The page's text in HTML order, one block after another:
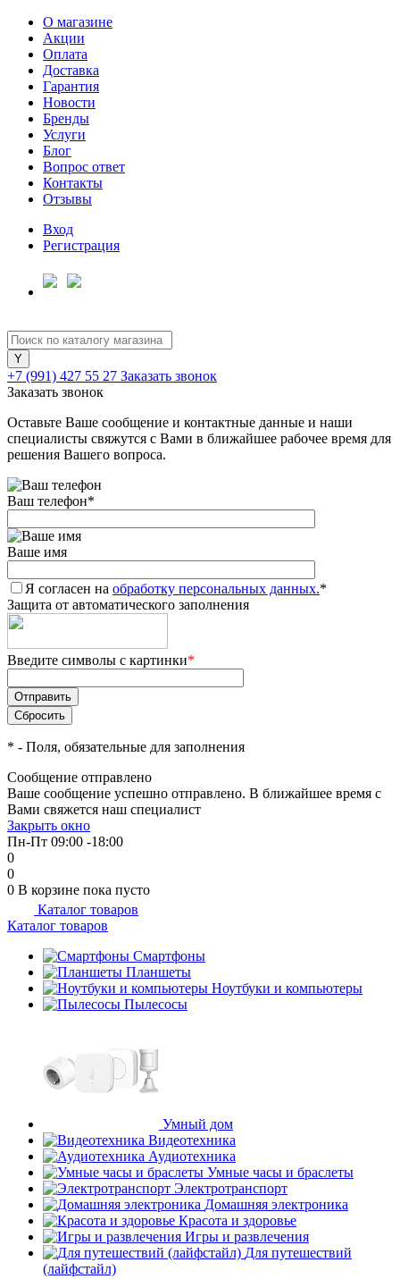
О магазине
Акции
Оплата
Доставка
Гарантия
Новости
Бренды
Услуги
Блог
Вопрос ответ
Контакты
Отзывы
Вход
Регистрация
+7 (991) 427 55 27 Заказать звонок
Заказать звонок
Оставьте Ваше сообщение и контактные данные и наши
специалисты свяжутся с Вами в ближайшее рабочее время для
решения Вашего вопроса.
Ваш телефон*
Ваше имя
Я согласен на обработку персональных данных.*
Защита от автоматического заполнения
Введите символы с картинки*
* - Поля, обязательные для заполнения
Сообщение отправлено
Ваше сообщение успешно отправлено. В ближайшее время с
Вами свяжется наш специалист
Закрыть окно
Пн-Пт 09:00 -18:00
0
0
0 В корзине пока пусто
Каталог товаров
Каталог товаров
Смартфоны
Планшеты
Ноутбуки и компьютеры
Пылесосы
Умный дом
Видеотехника
Аудиотехника
Умные часы и браслеты
Электротранспорт
Домашняя электроника
Красота и здоровье
Игры и развлечения
Для путешествий
(лайфстайл)
Для клиентов всех банков
Разбейте
оплатуна части
без переплат
График платежей
Сегодня
25%
Добавляйте товары
в корзину
Оплачивайте сегодня только
25% картой любого банка
Получайте товар
выбранный способом
Оставшиеся75% будут
списыватьсяс вашей карты
по
Подробнее
об оплате Плайтом
недели
plait.ru